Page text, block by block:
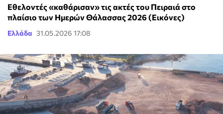
Εθελοντές «καθάρισαν» τις ακτές του Πειραιά στο
πλαίσιο των Ημερών Θάλασσας 2026 (Εικόνες)
Ελλάδα 31.05.2026 17:08